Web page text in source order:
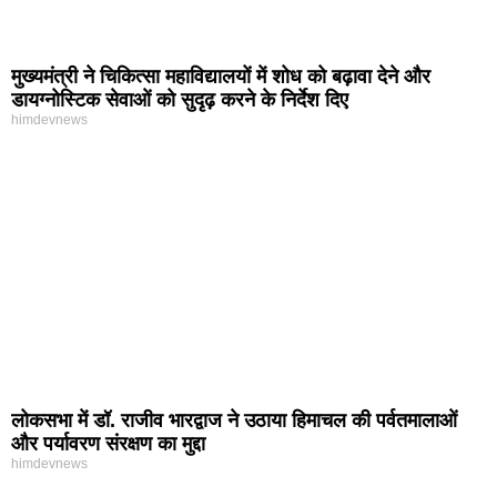
मुख्यमंत्री ने चिकित्सा महाविद्यालयों में शोध को बढ़ावा देने और
डायग्नोस्टिक सेवाओं को सुदृढ़ करने के निर्देश दिए
himdevnews
लोकसभा में डॉ. राजीव भारद्वाज ने उठाया हिमाचल की पर्वतमालाओं
और पर्यावरण संरक्षण का मुद्दा
himdevnews